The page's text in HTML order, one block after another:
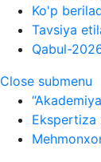
Ko'p
Tavsiya
Qabul-
Close submenu
Ekspertiza